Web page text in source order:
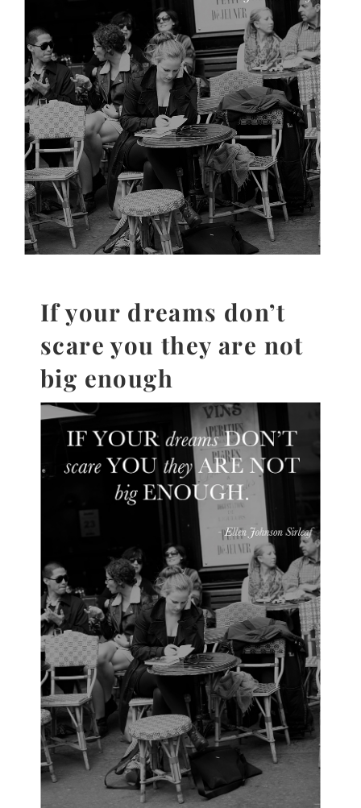
Mindset
Schreiben
If your dreams don’t
scare you they are not
big enough